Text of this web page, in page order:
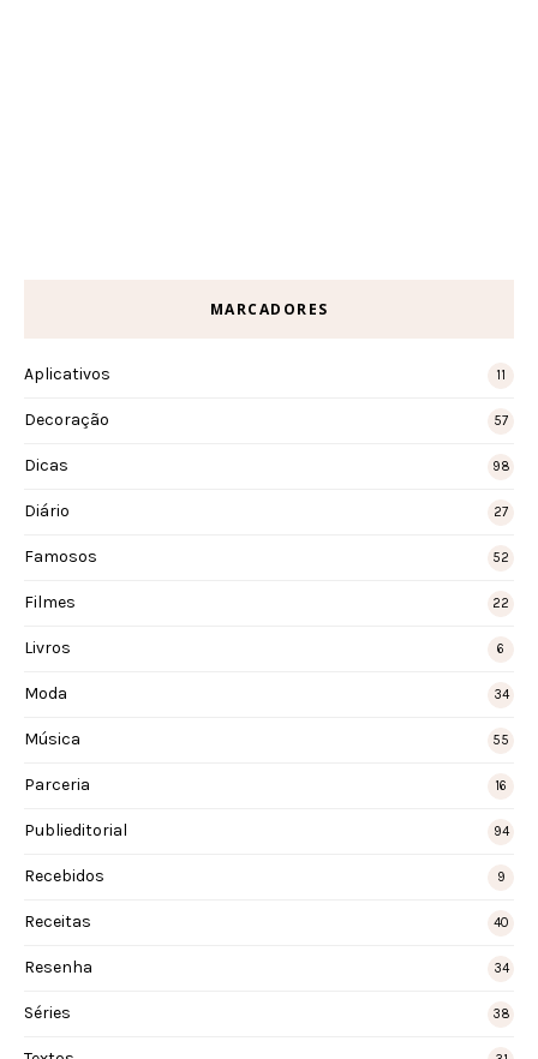
MARCADORES
Aplicativos 11
Decoração 57
Dicas 98
Diário 27
Famosos 52
Filmes 22
Livros 6
Moda 34
Música 55
Parceria 16
Publieditorial 94
Recebidos 9
Receitas 40
Resenha 34
Séries 38